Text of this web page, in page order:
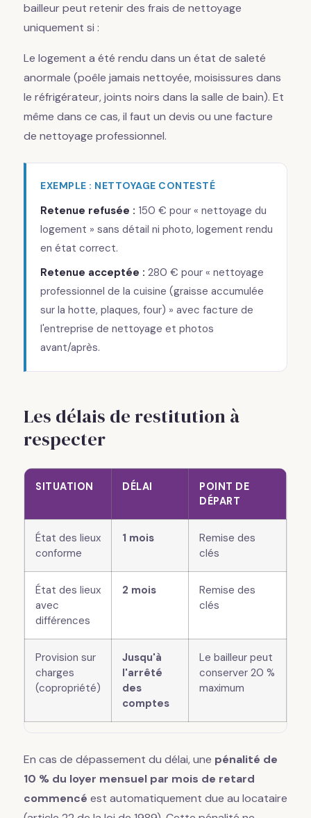
bailleur peut retenir des frais de nettoyage
uniquement si :
Le logement a été rendu dans un état de saleté
anormale (poêle jamais nettoyée, moisissures dans
le réfrigérateur, joints noirs dans la salle de bain). Et
même dans ce cas, il faut un devis ou une facture
de nettoyage professionnel.
EXEMPLE : NETTOYAGE CONTESTÉ
Retenue refusée : 150 € pour « nettoyage du
logement » sans détail ni photo, logement rendu
en état correct.
Retenue acceptée : 280 € pour « nettoyage
professionnel de la cuisine (graisse accumulée
sur la hotte, plaques, four) » avec facture de
l'entreprise de nettoyage et photos
avant/après.
Les délais de restitution à
respecter
SITUATION DÉLAI
POINT DE
DÉPART
État des lieux
conforme
1 mois
Remise des
clés
État des lieux
avec
différences
2 mois
Remise des
clés
Provision sur
charges
(copropriété)
Jusqu'à
l'arrêté
des
comptes
Le bailleur peut
conserver 20 %
maximum
En cas de dépassement du délai, une pénalité de
10 % du loyer mensuel par mois de retard
commencé est automatiquement due au locataire